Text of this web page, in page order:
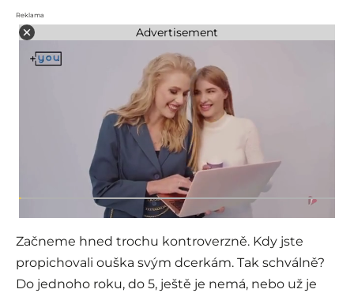
Reklama
Advertisement
Začneme hned trochu kontroverzně. Kdy jste
propichovali ouška svým dcerkám. Tak schválně?
Do jednoho roku, do 5, ještě je nemá, nebo už je